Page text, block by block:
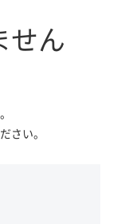
せん
さい。